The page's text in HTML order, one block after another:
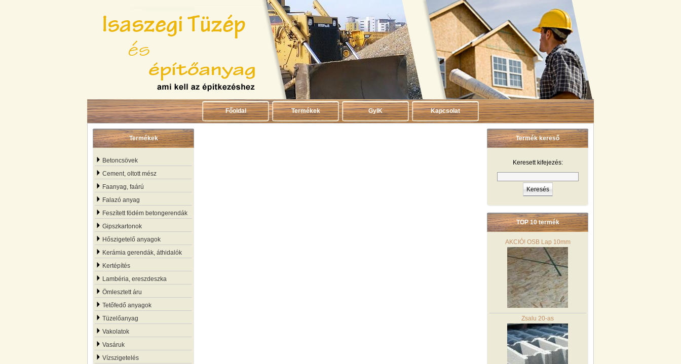
Főoldal Termékek GyIK Kapcsolat
Termékek
Betoncsövek
Cement, oltott mész
Faanyag, faárú
Falazó anyag
Feszített födém betongerendák
Gipszkartonok
Hőszigetelő anyagok
Kerámia gerendák, áthidalók
Kertépítés
Lambéria, ereszdeszka
Ömlesztett áru
Tetőfedő anyagok
Tüzelőanyag
Vakolatok
Vasáruk
Vízszigetelés
Termék kereső
Keresett kifejezés:
TOP 10 termék
AKCIÓ! OSB Lap 10mm
Zsalu 20-as